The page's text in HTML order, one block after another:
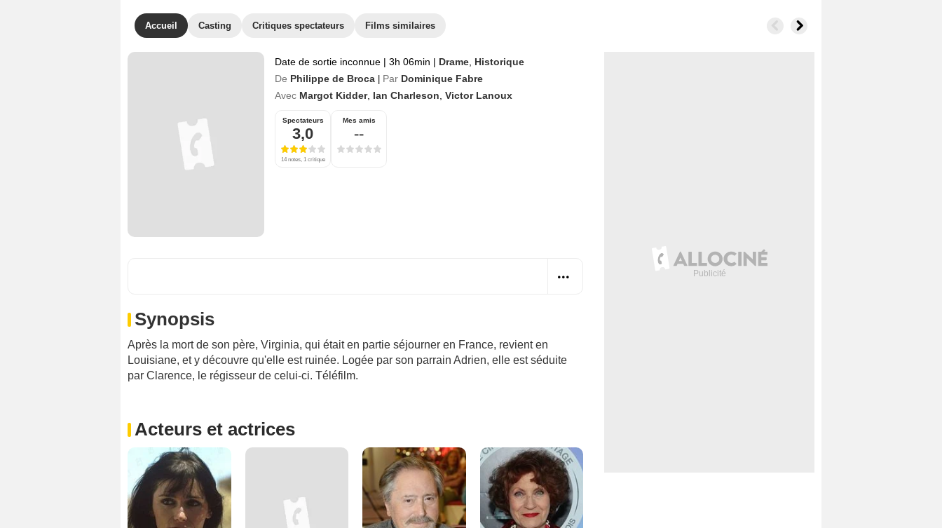
Accueil Casting Critiques spectateurs Films similaires
Date de sortie inconnue | 3h 06min | Drame Historique
De Philippe de Broca Par Dominique Fabre
Avec Margot Kidder, Ian Charleson Victor Lanoux
Spectateurs
3,0
14 notes, 1 critique
Mes amis
--
Synopsis
Après la mort de son père, Virginia, qui était en partie séjourner en France, revient en
Louisiane, et y découvre qu'elle est ruinée. Logée par son parrain Adrien, elle est séduite
par Clarence, le régisseur de celui-ci. Téléfilm.
Acteurs et actrices